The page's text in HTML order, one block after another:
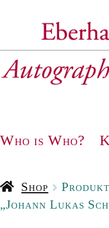
Navigation
Who is Who?
Shop
„Johann Lukas